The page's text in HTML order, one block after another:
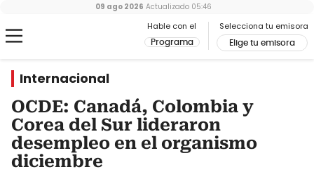
Hable con el
Programa
Selecciona tu emisora
Elige tu emisora
09 ago 2026 Actualizado 05:46
Internacional
OCDE: Canadá, Colombia y
Corea del Sur lideraron
desempleo en el organismo
diciembre